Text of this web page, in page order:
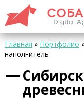
Главная » Портфолио »
наполнитель